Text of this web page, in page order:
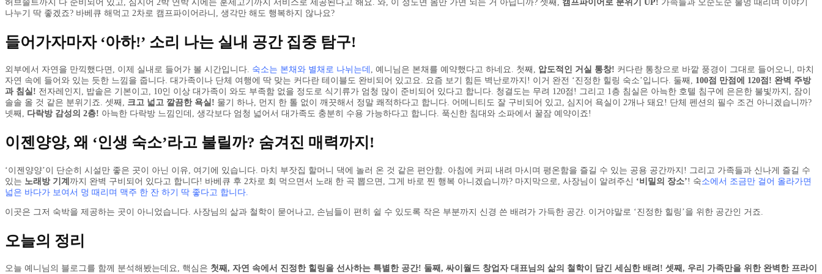
허브솔트까지 다 준비되어 있고, 심지어 2박 연박 시에는 훈제고기까지 서비스로 제공된다고 해요. 와, 이 정도면 몸만 가면 되는 거 아닙니까? 셋째, 캠프파이어로 분위기 UP! 가족들과 오순도순 불멍 때리며 이야기
나누기 딱 좋겠죠? 바베큐 해먹고 2차로 캠프파이어라니, 생각만 해도 행복하지 않나요?
들어가자마자 ‘아하!’ 소리 나는 실내 공간 집중 탐구!
외부에서 자연을 만끽했다면, 이제 실내로 들어가 볼 시간입니다. 숙소는 본채와 별채로 나뉘는데 , 예니님은 본채를 예약했다고 하네요. 첫째, 압도적인 거실 통창! 커다란 통창으로 바깥 풍경이 그대로 들어오니, 마치
자연 속에 들어와 있는 듯한 느낌을 줍니다. 대가족이나 단체 여행에 딱 맞는 커다란 테이블도 완비되어 있고요. 요즘 보기 힘든 벽난로까지! 이거 완전 ‘진정한 힐링 숙소’입니다. 둘째, 100점 만점에 120점! 완벽 주방
과 침실! 전자레인지, 밥솥은 기본이고, 10인 이상 대가족이 와도 부족함 없을 정도로 식기류가 엄청 많이 준비되어 있다고 합니다. 청결도는 무려 120점! 그리고 1층 침실은 아늑한 호텔 침구에 은은한 불빛까지, 잠이
솔솔 올 것 같은 분위기죠. 셋째, 크고 넓고 깔끔한 욕실! 물기 하나, 먼지 한 톨 없이 깨끗해서 정말 쾌적하다고 합니다. 어메니티도 잘 구비되어 있고, 심지어 욕실이 2개나 돼요! 단체 펜션의 필수 조건 아니겠습니까?
넷째, 다락방 감성의 2층! 아늑한 다락방 느낌인데, 생각보다 엄청 넓어서 대가족도 충분히 수용 가능하다고 합니다. 푹신한 침대와 소파에서 꿀잠 예약이죠!
이젠양양, 왜 ‘인생 숙소’라고 불릴까? 숨겨진 매력까지!
‘이젠양양’이 단순히 시설만 좋은 곳이 아닌 이유, 여기에 있습니다. 마치 부잣집 할머니 댁에 놀러 온 것 같은 편안함. 아침에 커피 내려 마시며 평온함을 즐길 수 있는 공용 공간까지! 그리고 가족들과 신나게 즐길 수
있는 노래방 기계 까지 완벽 구비되어 있다고 합니다! 바베큐 후 2차로 회 먹으면서 노래 한 곡 뽑으면, 그게 바로 찐 행복 아니겠습니까? 마지막으로, 사장님이 알려주신 ‘비밀의 장소’! 숙소에서 조금만 걸어 올라가면
넓은 바다가 보여서 멍 때리며 맥주 한 잔 하기 딱 좋다고 합니다.
이곳은 그저 숙박을 제공하는 곳이 아니었습니다. 사장님의 삶과 철학이 묻어나고, 손님들이 편히 쉴 수 있도록 작은 부분까지 신경 쓴 배려가 가득한 공간. 이거야말로 ‘진정한 힐링’을 위한 공간인 거죠.
오늘의 정리
오늘 예니님의 블로그를 함께 분석해봤는데요, 핵심은 첫째, 자연 속에서 진정한 힐링을 선사하는 특별한 공간! 둘째, 싸이월드 창업자 대표님의 삶의 철학이 담긴 세심한 배려! 셋째, 우리 가족만을 위한 완벽한 프라이